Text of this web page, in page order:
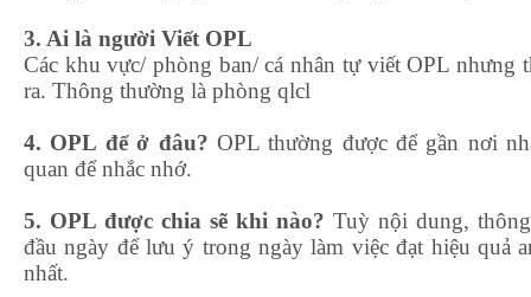
3. Ai là người Viết OPL
Các khu vực/ phòng ban/ cá nhân tự viết OPL nhưng
ra. Thông thường là phòng qlcl
4. OPL để ở đâu? OPL thường được để gần nơi
quan để nhắc nhớ.
5. OPL được chia sẽ khi nào? Tuỳ nội dung,
đầu ngày để lưu ý trong ngày làm việc đạt hiệu quả
nhất.